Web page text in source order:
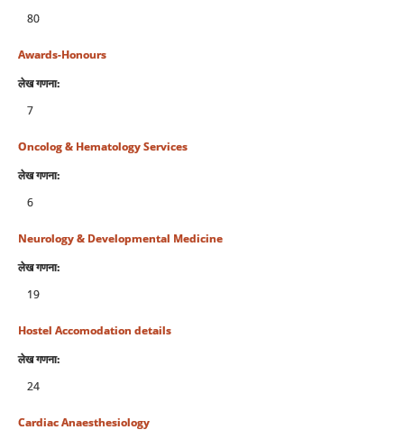
80
Awards-Honours
लेख गणना:
7
Oncolog & Hematology Services
लेख गणना:
6
Neurology & Developmental Medicine
लेख गणना:
19
Hostel Accomodation details
लेख गणना:
24
Cardiac Anaesthesiology